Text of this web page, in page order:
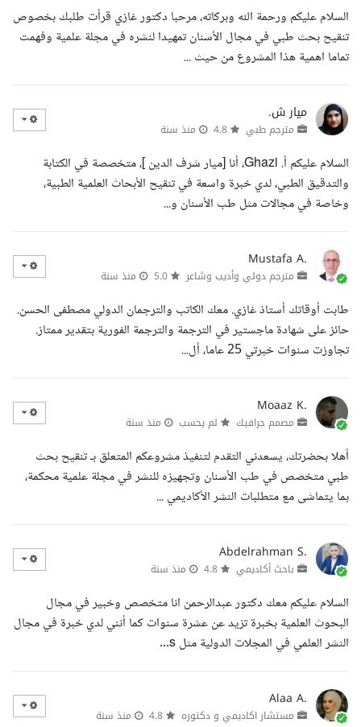
السلام عليكم ورحمة الله وبركاته، مرحبا دكتور غازي قرأت طلبك بخصوص
تنقيح بحث طبي في مجال الأسنان تمهيدا لنشره في مجلة علمية وفهمت
تماما اهمية هذا المشروع من حيث ...
ميار ش.
مترجم طبي منذ سنة
السلام عليكم أ. Ghazi، أنا [ميار شرف الدين ]، متخصصة في الكتابة
والتدقيق الطبي، لدي خبرة واسعة في تنقيح الأبحاث العلمية الطبية،
وخاصة في مجالات مثل طب الأسنان و...
Mustafa A.
مترجم دولي وأديب وشاعر منذ سنة
طابت أوقاتك أستاذ غازي. معك الكاتب والترجمان الدولي مصطفى الحسن.
حائز على شهادة ماجستير في الترجمة والترجمة الفورية بتقدير ممتاز.
تجاوزت سنوات خبرتي 25 عاما، أل...
Moaaz K.
مصمم جرافيك لم يحسب منذ سنة
أهلا بحضرتك، يسعدني التقدم لتنفيذ مشروعكم المتعلق بـ تنقيح بحث
طبي متخصص في طب الأسنان وتجهيزه للنشر في مجلة علمية محكمة،
بما يتماشى مع متطلبات النشر الأكاديمي ...
Abdelrahman S.
باحث أكاديمي منذ سنة
السلام عليكم معك دكتور عبدالرحمن انا متخصص وخبير في مجال
البحوث العلمية بخبرة تزيد عن عشرة سنوات كما أنني لدي خبرة في مجال
النشر العلمي في المجلات الدولية مثل s...
Alaa A.
مستشار اكاديمي و دكتوره منذ سنة